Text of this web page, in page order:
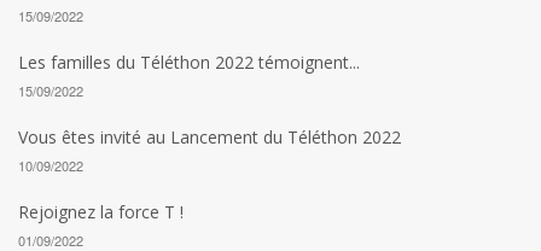
15/09/2022
Les familles du Téléthon 2022 témoignent...
15/09/2022
Vous êtes invité au Lancement du Téléthon 2022
10/09/2022
Rejoignez la force T !
01/09/2022